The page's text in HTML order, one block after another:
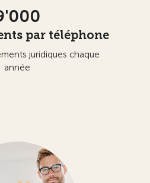
par téléphone
juridiques chaque
année